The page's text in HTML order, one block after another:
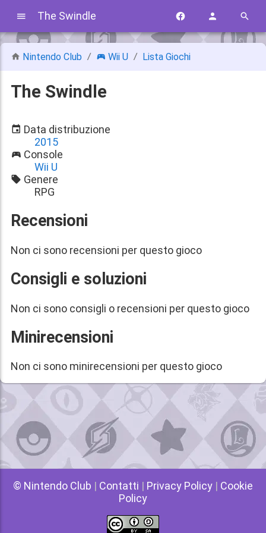
The Swindle
Nintendo Club Wii U Lista Giochi
The Swindle
Data distribuzione
2015
Console
Wii U
Genere
RPG
Recensioni
Non ci sono recensioni per questo gioco
Consigli e soluzioni
Non ci sono consigli o recensioni per questo gioco
Minirecensioni
Non ci sono minirecensioni per questo gioco
© Nintendo Club | Contatti | Privacy Policy | Cookie
Policy